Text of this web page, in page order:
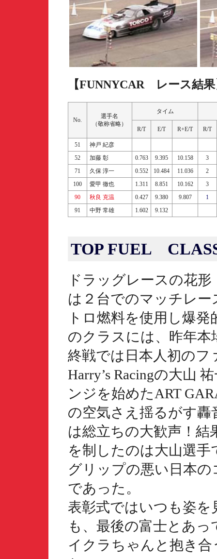
【FUNNYCAR レース結
No.
選手名
（敬称省略）
タイム
R/T E/T R+E/T R/T
51
神戸 紀彦
52
加藤 彰 0.763 9.395 10.158
3
71
久保 淳一 0.552 10.484 11.036
2
100
愛甲 徹也 1.311 8.851 10.162
3
90
秋良 克温 0.427 9.380 9.807
1
91
中野 常雄 1.602 9.132
TOP FUEL
ドラッグレースの花
は２台でのマッチレ
トロ燃料を使用し爆
のクラスには、昨年
終戦では日本人初の
Harry’s Racingの大山
ンジを始めたART
の空気さえ揺るがす
は総立ちの大歓声！
を制したのは大山選手
グリップの悪い日本
であった。
表彰式ではいつも姿
も、最後の富士とあ
イクラちゃんと抱き